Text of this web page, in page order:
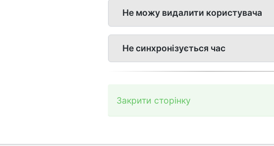
Не можу видалити користувача
Не синхронізується час
Закрити сторінку